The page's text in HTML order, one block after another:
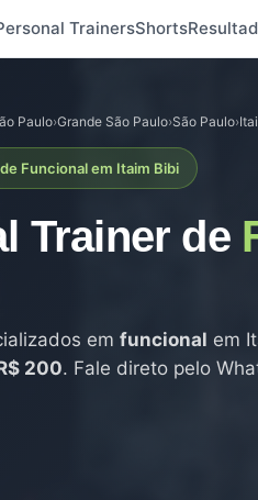
TrainersShorts
Paulo›Grande São Paulo›São Paulo›
Funcional em Itaim Bibi
Trainer de
em funcional em
200. Fale direto pelo